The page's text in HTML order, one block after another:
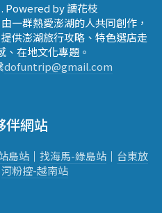
Powered by 讀花枝
一群熱愛澎湖的人共同創作，
供澎湖旅行攻略、特色選店走
、在地文化專題。
dofuntrip@gmail.com
伴網站
島站 ｜ 找海馬-綠島站 ｜ 台東放
河粉控-越南站